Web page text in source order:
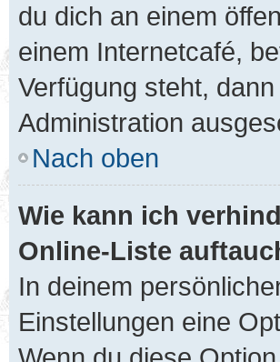
du dich an einem
einem Internetcafé,
Verfügung steht,
Administration
Nach oben
Wie kann ich
Online-Liste
In deinem
Einstellungen eine